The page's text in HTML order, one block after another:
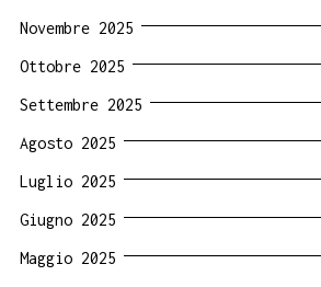
Novembre 2025
Ottobre 2025
Settembre 2025
Agosto 2025
Luglio 2025
Giugno 2025
Maggio 2025